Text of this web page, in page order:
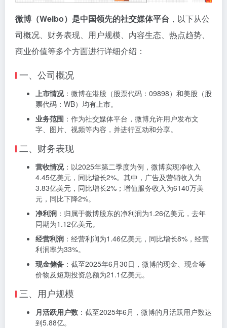
微博（Weibo）是中国领先的社交媒体平台 ，以下从公
司概况、财务表现、用户规模、内容生态、热点趋势、
商业价值等多个方面进行详细介绍：
一、公司概况
上市情况：微博在港股（股票代码：09898）和美股（股
票代码：WB）均有上市。
业务范围 ：作为社交媒体平台，微博允许用户发布文
字、图片、视频等内容，并进行互动和分享。
二、财务表现
营收情况：以2025年第二季度为例，微博实现净收入
4.45亿美元，同比增长2%。其中，广告及营销收入为
3.83亿美元，同比增长2%；增值服务收入为6140万美
元，同比下降2%。
净利润 ：归属于微博股东的净利润为1.26亿美元，去年
同期为1.12亿美元。
经营利润 ：经营利润为1.46亿美元，同比增长8%，经营
利润率为33%。
现金储备 ：截至2025年6月30日，微博的现金、现金等
价物及短期投资总额为21.1亿美元。
三、用户规模
月活跃用户数 ：截至2025年6月，微博的月活跃用户数达
到5.88亿。